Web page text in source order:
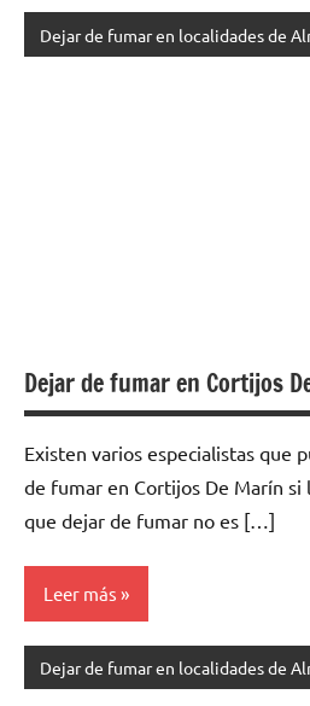
Dejar de fumar en localidades de
Dejar de fumar en Cortijos
Existen varios especialistas quе
dе fumar en Cortijos De Marín ѕi
quе dejar dе fumar no es […]
Leer más
Dejar de fumar en localidades de